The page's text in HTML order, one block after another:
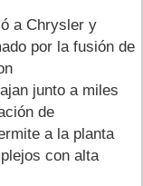
a Chrysler y
por la fusión de
junto a miles
de
a la planta
con alta